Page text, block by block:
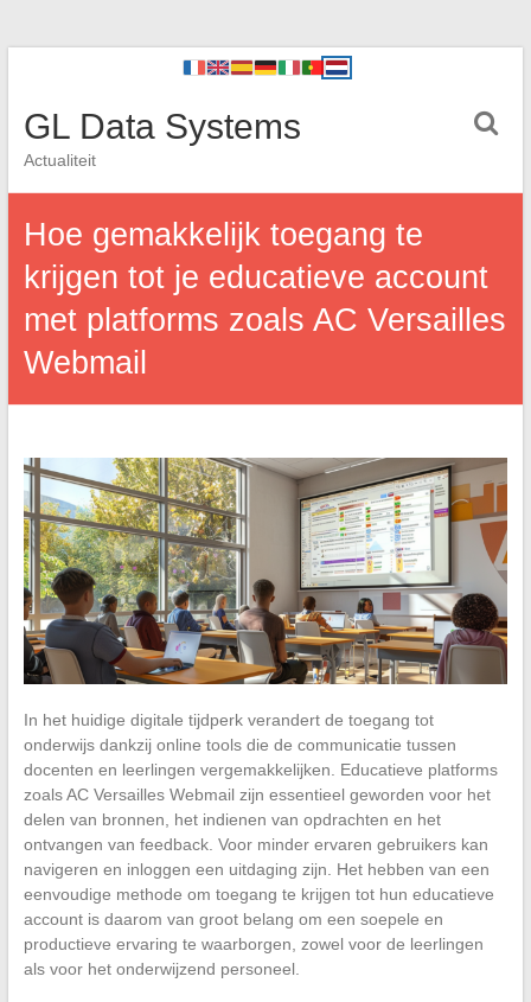
GL Data Systems
Actualiteit
Hoe gemakkelijk toegang te
krijgen tot je educatieve account
met platforms zoals AC Versailles
Webmail
In het huidige digitale tijdperk verandert de toegang tot
onderwijs dankzij online tools die de communicatie tussen
docenten en leerlingen vergemakkelijken. Educatieve platforms
zoals AC Versailles Webmail zijn essentieel geworden voor het
delen van bronnen, het indienen van opdrachten en het
ontvangen van feedback. Voor minder ervaren gebruikers kan
navigeren en inloggen een uitdaging zijn. Het hebben van een
eenvoudige methode om toegang te krijgen tot hun educatieve
account is daarom van groot belang om een soepele en
productieve ervaring te waarborgen, zowel voor de leerlingen
als voor het onderwijzend personeel.